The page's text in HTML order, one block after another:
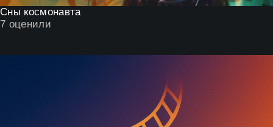
Сны космонавта
7 оценили